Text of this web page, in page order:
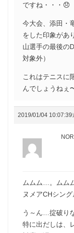
ですね・・・😞
今大会、添田・
をした印象があ
山選手の最後の
対象外）
これはテニスに
んでしょうねぇ
2019/01/04 10:07:39
ムムム…。ムム
ヌメアCHシン
う～ん…掟破り
特に出だしは、